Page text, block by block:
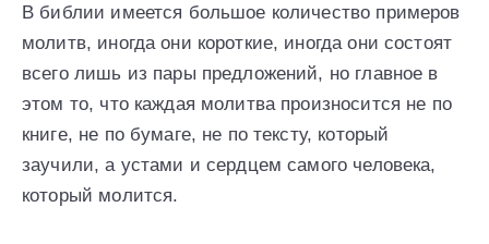
В библии имеется большое количество примеров
молитв, иногда они короткие, иногда они состоят
всего лишь из пары предложений, но главное в
этом то, что каждая молитва произносится не по
книге, не по бумаге, не по тексту, который
заучили, а устами и сердцем самого человека,
который молится.